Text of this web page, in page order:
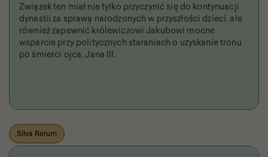
Związek ten miał nie tylko przyczynić się do kontynuacji
dynastii za sprawą narodzonych w przyszłości dzieci, ale
również zapewnić królewiczowi Jakubowi mocne
wsparcie przy politycznych staraniach o uzyskanie tronu
po śmierci ojca, Jana III.
Silva Rerum